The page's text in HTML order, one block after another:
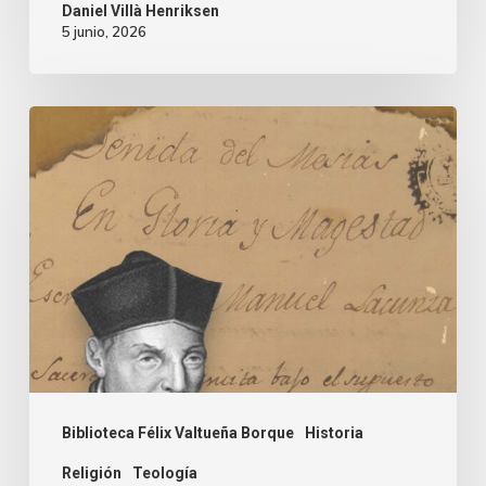
Daniel Villà Henriksen
5 junio, 2026
Biblioteca Félix Valtueña Borque Historia
Religión Teología